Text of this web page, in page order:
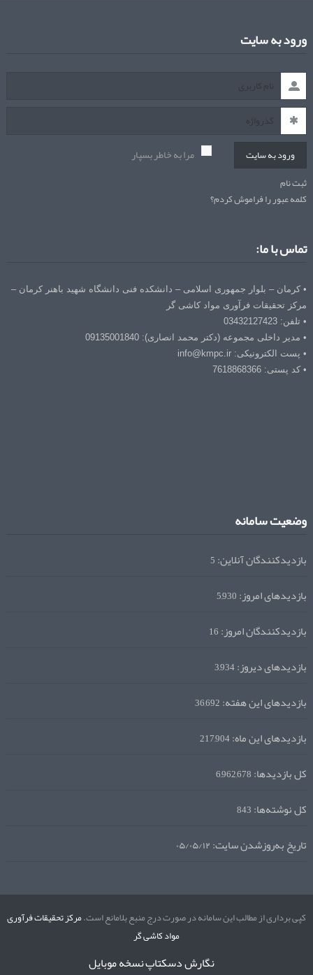
ورود به سایت
ورود به سایت مرا به خاطر بسپار
ثبت نام
کلمه عبور را فراموش کردم؟
تماس با ما:
• کرمان – بلوار جمهوری اسلامی – دانشکده فنی دانشگاه شهید باهنر کرمان –
مرکز تحقیقات فرآوری مواد کاشی گر
• تلفن: 03432127423
• مدیر داخلی مجموعه (دکتر محمد انصاری): 09135001840
• پست الکترونیکی: info@kmpc.ir
• کد پستی: 7618868366
وضعیت سامانه
بازدیدکنندگان آنلاین:5
بازدیدهای امروز:5,930
بازدیدکنندگان امروز:16
بازدیدهای دیروز:3,934
بازدیدهای این هفته:36,692
بازدیدهای این ماه:217,904
کل بازدیدها:6,962,678
کل نوشته‌ها:843
تاریخ به‌روزشدن سایت:۰۵/۰۵/۱۲
کپی برداری از مطالب این سامانه در صورت درج منبع بلامانع است.مرکز تحقیقات فرآوری
مواد کاشی گر
نگارش دسکتاپنسخه موبایل